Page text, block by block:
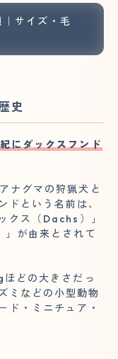
サイズ・毛
史
にダックスフンド
ナグマの狩猟犬と
ドという名前は、
クス（Dachs）」
が由来とされて
どの大きさだっ
ミなどの小型動物
ド・ミニチュア・